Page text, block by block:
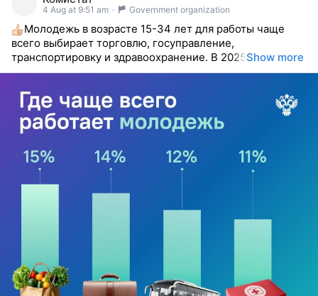
4 Aug at 9:51 am · Government organization
Молодежь в возрасте 15-34 лет для работы чаще
всего выбирает торговлю, госуправление,
транспортировку и здравоохранение. В 2025Show more